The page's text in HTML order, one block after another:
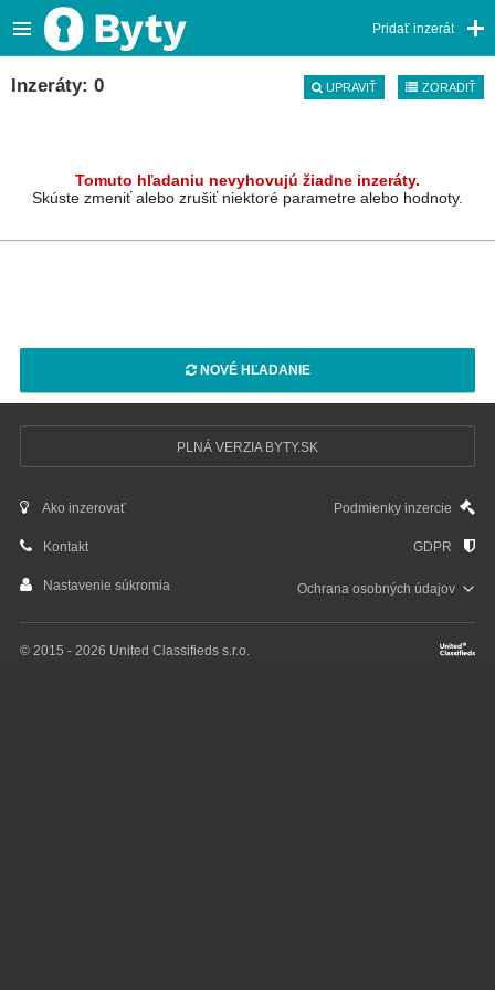
Pridať inzerát
Inzeráty: 0 UPRAVIŤ ZORADIŤ
Tomuto hľadaniu nevyhovujú žiadne inzeráty.
Skúste zmeniť alebo zrušiť niektoré parametre alebo hodnoty.
NOVÉ HĽADANIE
PLNÁ VERZIA BYTY.SK
Ako inzerovať Podmienky inzercie
Kontakt GDPR
Nastavenie súkromia Ochrana osobnýchúdajov
© 2015 - 2026 United Classifieds s.r.o.